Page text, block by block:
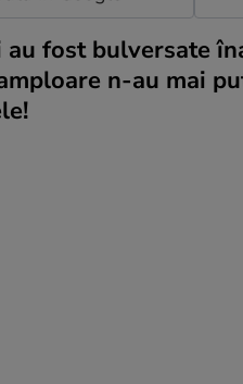
fost bulversate
n-au mai